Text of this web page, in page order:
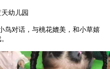
幼儿园
鸟对话，与桃花媲美，和小草嬉